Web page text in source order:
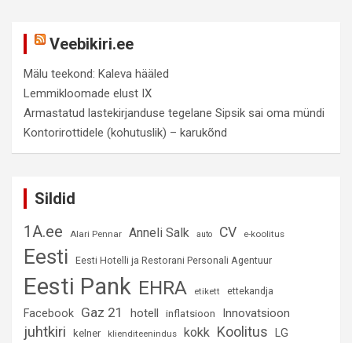
Veebikiri.ee
Mälu teekond: Kaleva hääled
Lemmikloomade elust IX
Armastatud lastekirjanduse tegelane Sipsik sai oma mündi
Kontorirottidele (kohutuslik) – karukõnd
Sildid
1A.ee
Alari Pennar Anneli Salk auto CV e-koolitus
Eesti Eesti Hotelli ja Restorani Personali Agentuur
Eesti Pank EHRA etikett ettekandja
Facebook Gaz 21 hotell inflatsioon Innovatsioon
juhtkiri kelner klienditeenindus kokk Koolitus LG